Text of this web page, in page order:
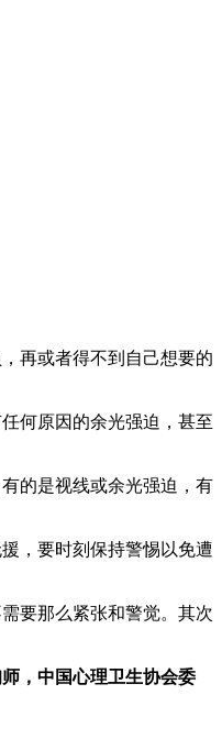
再或者得不到自己想要的
何原因的余光强迫，甚至
的是视线或余光强迫，有
，要时刻保持警惕以免遭
要那么紧张和警觉。其次
，中国心理卫生协会委